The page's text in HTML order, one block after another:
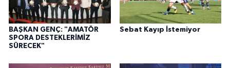
BAŞKAN GENÇ: "AMATÖR
SPORA DESTEKLERİMİZ
SÜRECEK"
Sebat Kayıp İstemiyor